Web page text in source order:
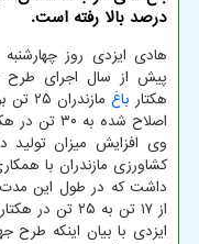
درصد بالا رفته است.
هادی ایزدی روز
پیش از سال اجرای طرح
هکتار باغ
اصلاح شده به ۳۰ تن در هکتار افزایش پیدا کرده است.
وی افزایش میزان تولید
کشاورزی مازندران با
داشت که در طول این مدت
از ۱۷ تن به ۲۵ تن در هکتار رسیده است.
ایزدی با بیان اینکه